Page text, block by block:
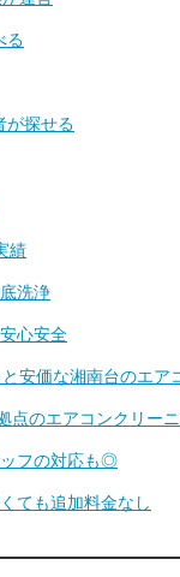
る
が探せる
績
洗浄
心安全
安価な湘南台のエア
点のエアコンクリー
ッフの対応も◎
ても追加料金なし